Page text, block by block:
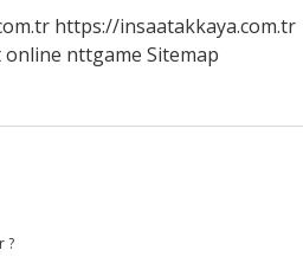
https://insaatakkaya.com.tr
nttgame Sitemap
?